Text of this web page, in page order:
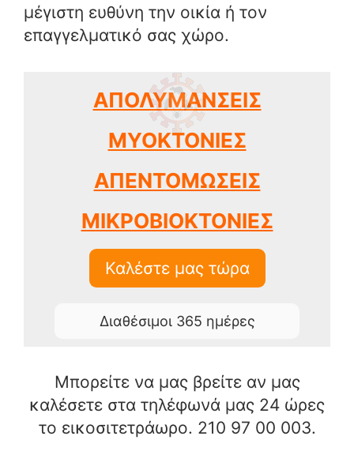
μέγιστη ευθύνη την οικία ή τον
επαγγελματικό σας χώρο.
ΑΠΟΛΥΜΑΝΣΕΙΣ
ΜΥΟΚΤΟΝΙΕΣ
ΑΠΕΝΤΟΜΩΣΕΙΣ
ΜΙΚΡΟΒΙΟΚΤΟΝΙΕΣ
Καλέστε μας τώρα
Διαθέσιμοι 365 ημέρες
Μπορείτε να μας βρείτε αν μας
καλέσετε στα τηλέφωνά μας 24 ώρες
το εικοσιτετράωρο. 210 97 00 003.